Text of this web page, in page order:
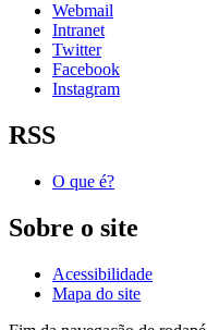
Webmail
Intranet
Twitter
Facebook
Instagram
RSS
O que é?
Sobre o site
Acessibilidade
Mapa do site